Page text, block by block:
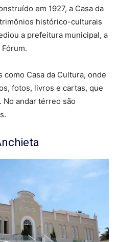
em 1927, a Casa da
histórico-culturais
a prefeitura municipal, a
Casa da Cultura, onde
fotos, livros e cartas, que
No andar térreo são